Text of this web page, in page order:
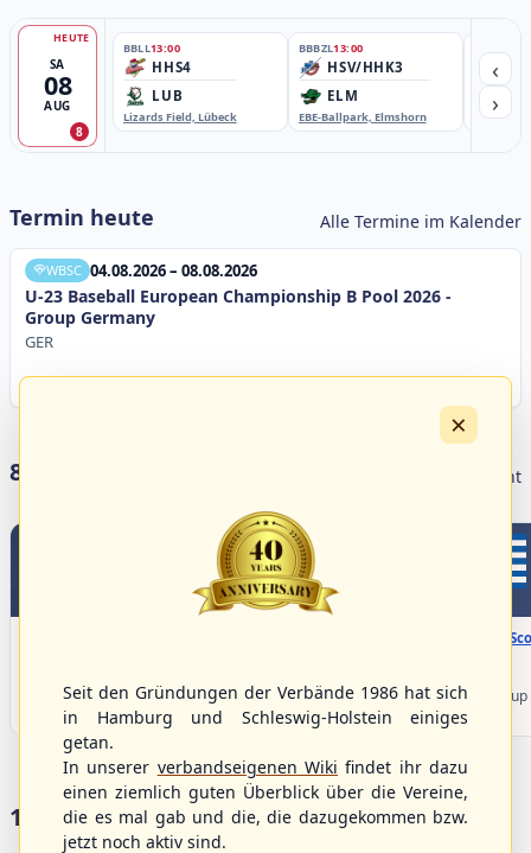
SA
08
AUG
HEUTE
8
BBLL13:00
HHS4
LUB
Lizards Field, Lübeck
BBBZL13:00
HSV/HHK3
ELM
EBE-Ballpark, Elmshorn
‹
›
Termin heute Alle Termine im Kalender
WBSC 04.08.2026 – 08.08.2026
U-23 Baseball European Championship B Pool 2026 -
Group Germany
GER
8 Livestreams heute Livestream Übersicht
Championship B Pool 2026 - Group
Germany
WBSC Europe
Box-
Championship B Pool 2026 - Group
Spain
17 Vereine im S/HBV
×
Seit den Gründungen der Verbände 1986 hat sich
in Hamburg und Schleswig-Holstein einiges
getan.
In unserer verbandseigenen Wiki findet ihr dazu
einen ziemlich guten Überblick über die Vereine,
die es mal gab und die, die dazugekommen bzw.
jetzt noch aktiv sind.